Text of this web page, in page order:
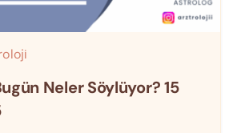
Neler Söylüyor? 15